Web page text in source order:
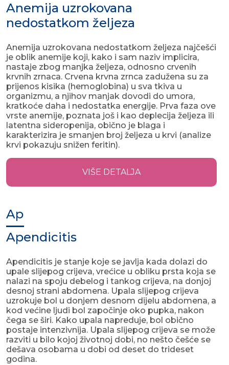
Anemija uzrokovana
nedostatkom željeza
Anemija uzrokovana nedostatkom željeza najčešći
je oblik anemije koji, kako i sam naziv implicira,
nastaje zbog manjka željeza, odnosno crvenih
krvnih zrnaca. Crvena krvna zrnca zadužena su za
prijenos kisika (hemoglobina) u sva tkiva u
organizmu, a njihov manjak dovodi do umora,
kratkoće daha i nedostatka energije. Prva faza ove
vrste anemije, poznata još i kao deplecija željeza ili
latentna sideropenija, obično je blaga i
karakterizira je smanjen broj željeza u krvi (analize
krvi pokazuju snižen feritin).
VIŠE DETALJA
Ap
Apendicitis
Apendicitis je stanje koje se javlja kada dolazi do
upale slijepog crijeva, vrećice u obliku prsta koja se
nalazi na spoju debelog i tankog crijeva, na donjoj
desnoj strani abdomena. Upala slijepog crijeva
uzrokuje bol u donjem desnom dijelu abdomena, a
kod većine ljudi bol započinje oko pupka, nakon
čega se širi. Kako upala napreduje, bol obično
postaje intenzivnija. Upala slijepog crijeva se može
razviti u bilo kojoj životnoj dobi, no nešto češće se
dešava osobama u dobi od deset do trideset
godina.